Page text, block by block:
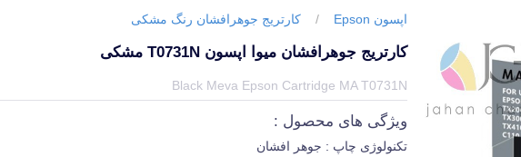
اپسون Epson / کارتریج جوهرافشان رنگ مشکی
کارتریج جوهرافشان میوا اپسون T0731N مشکی
Black Meva Epson Cartridge MA T0731N
ویژگی های محصول :
تکنولوژی چاپ : جوهر افشان